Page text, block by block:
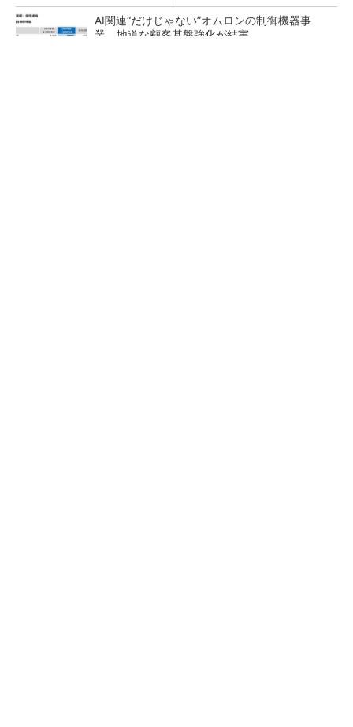
AI関連“だけじゃない”オムロンの制御機器事
業、地道な顧客基盤強化が結実